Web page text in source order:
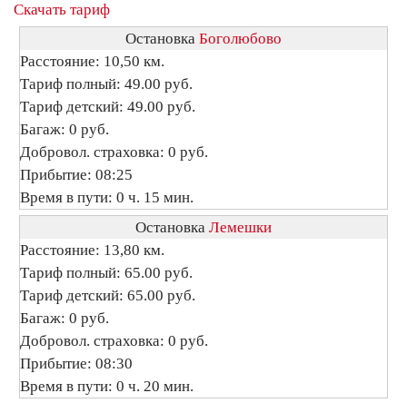
Скачать тариф
Остановка Боголюбово
Расстояние: 10,50 км.
Тариф полный: 49.00 руб.
Тариф детский: 49.00 руб.
Багаж: 0 руб.
Добровол. страховка: 0 руб.
Прибытие: 08:25
Время в пути: 0 ч. 15 мин.
Остановка Лемешки
Расстояние: 13,80 км.
Тариф полный: 65.00 руб.
Тариф детский: 65.00 руб.
Багаж: 0 руб.
Добровол. страховка: 0 руб.
Прибытие: 08:30
Время в пути: 0 ч. 20 мин.